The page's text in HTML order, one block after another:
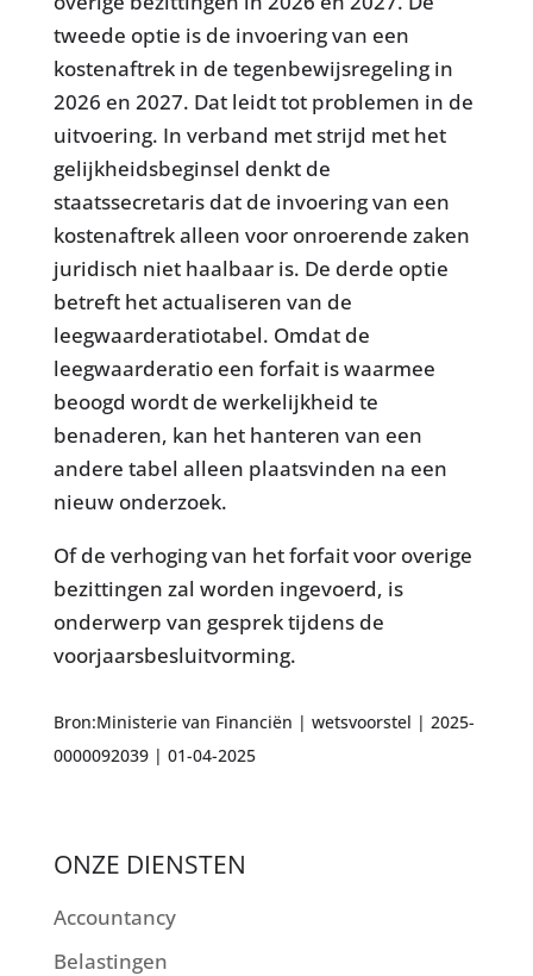
tweede optie is de invoering van een
kostenaftrek in de tegenbewijsregeling in
2026 en 2027. Dat leidt tot problemen in de
uitvoering. In verband met strijd met het
gelijkheidsbeginsel denkt de
staatssecretaris dat de invoering van een
kostenaftrek alleen voor onroerende zaken
juridisch niet haalbaar is. De derde optie
betreft het actualiseren van de
leegwaarderatiotabel. Omdat de
leegwaarderatio een forfait is waarmee
beoogd wordt de werkelijkheid te
benaderen, kan het hanteren van een
andere tabel alleen plaatsvinden na een
nieuw onderzoek.
Of de verhoging van het forfait voor overige
bezittingen zal worden ingevoerd, is
onderwerp van gesprek tijdens de
voorjaarsbesluitvorming.
Bron:Ministerie van Financiën | wetsvoorstel | 2025-
0000092039 | 01-04-2025
ONZE DIENSTEN
Accountancy
Belastingen